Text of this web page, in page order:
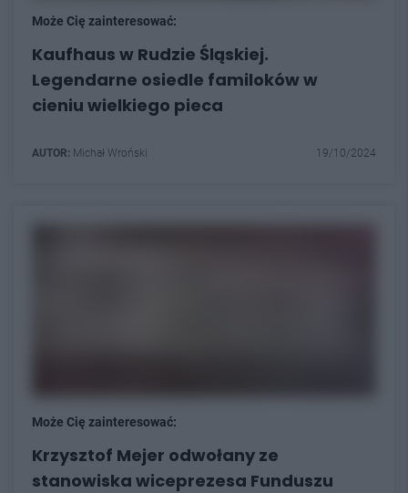
Może Cię zainteresować:
Kaufhaus w Rudzie Śląskiej.
Legendarne osiedle familoków w
cieniu wielkiego pieca
AUTOR: Michał Wroński 19/10/2024
Może Cię zainteresować:
Krzysztof Mejer odwołany ze
stanowiska wiceprezesa Funduszu